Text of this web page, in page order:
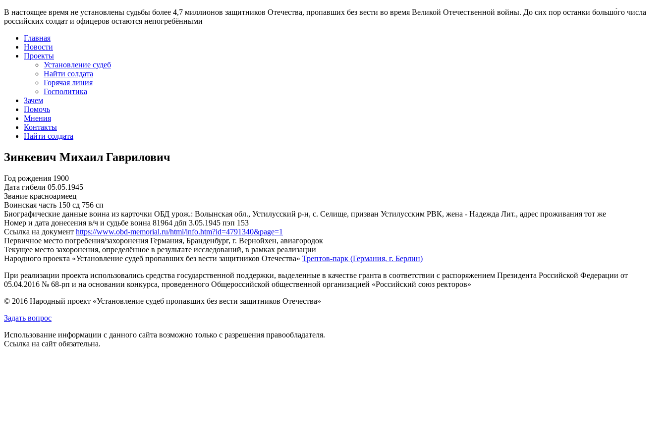
В настоящее время не установлены судьбы более 4,7 миллионов защитников Отечества, пропавших без вести во время Великой Отечественной войны. До сих пор останки большо́го числа
российских солдат и офицеров остаются непогребёнными
Главная
Новости
Проекты
Установление судеб
Найти солдата
Горячая линия
Госполитика
Зачем
Помочь
Мнения
Контакты
Найти солдата
Зинкевич Михаил Гаврилович
Год рождения 1900
Дата гибели 05.05.1945
Звание красноармеец
Воинская часть 150 сд 756 сп
Биографические данные воина из карточки ОБД урож.: Волынская обл., Устилусский р-н, с. Селище, призван Устилусским РВК, жена - Надежда Лит., адрес проживания тот же
Номер и дата донесения в/ч и судьбе воина 81964 дбп 3.05.1945 пэп 153
Ссылка на документ https://www.obd-memorial.ru/html/info.htm?id=4791340&page=1
Первичное место погребения/захоронения Германия, Бранденбург, г. Вернойхен, авиагородок
Текущее место захоронения, определённое в результате исследований, в рамках реализации
Народного проекта «Установление судеб пропавших без вести защитников Отечества» Трептов-парк (Германия, г. Берлин)
При реализации проекта использовались средства государственной поддержки, выделенные в качестве гранта в соответствии с распоряжением Президента Российской Федерации от
05.04.2016 № 68-рп и на основании конкурса, проведенного Общероссийской общественной организацией «Российский союз ректоров»
© 2016 Народный проект «Установление судеб пропавших без вести защитников Отечества»
Задать вопрос
Использование информации с данного сайта возможно только с разрешения правообладателя.
Ссылка на сайт обязательна.